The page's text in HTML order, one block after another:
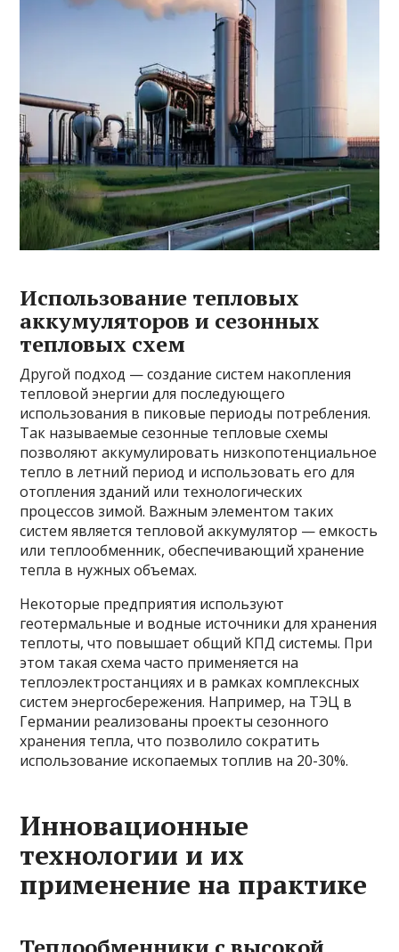
Использование тепловых
аккумуляторов и сезонных
тепловых схем
Другой подход — создание систем накопления
тепловой энергии для последующего
использования в пиковые периоды потребления.
Так называемые сезонные тепловые схемы
позволяют аккумулировать низкопотенциальное
тепло в летний период и использовать его для
отопления зданий или технологических
процессов зимой. Важным элементом таких
систем является тепловой аккумулятор — емкость
или теплообменник, обеспечивающий хранение
тепла в нужных объемах.
Некоторые предприятия используют
геотермальные и водные источники для хранения
теплоты, что повышает общий КПД системы. При
этом такая схема часто применяется на
теплоэлектростанциях и в рамках комплексных
систем энергосбережения. Например, на ТЭЦ в
Германии реализованы проекты сезонного
хранения тепла, что позволило сократить
использование ископаемых топлив на 20-30%.
Инновационные
технологии и их
применение на практике